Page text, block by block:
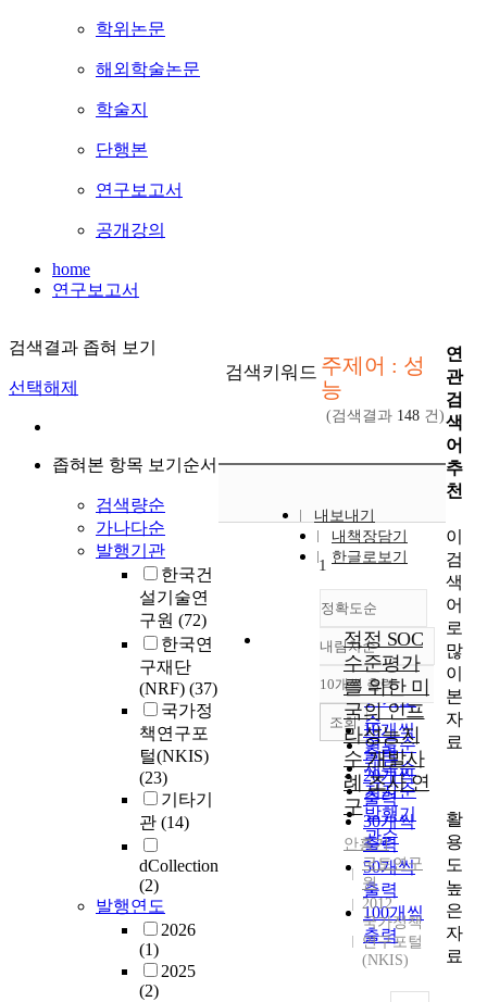
학위논문
해외학술논문
학술지
단행본
연구보고서
공개강의
home
연구보고서
검색결과 좁혀 보기
선택해제
좁혀본 항목 보기순서
검색량순
가나다순
발행기관
한국건
설기술연
구원 (72)
한국연
구재단
(NRF) (37)
국가정
책연구포
털(NKIS)
(23)
기타기
관 (14)
dCollection
(2)
발행연도
2026
(1)
2025
(2)
검색키워드 주제어 : 성
능
(검색결과 148 건)
내보내기
내책장담기
한글로보기
정확도순
정확도
순
인기도
순
연도순
제목순
저자순
발행기
관순
내림차순
내림차순
10개씩 출력
10개씩
출력
20개씩
출력
30개씩
출력
50개씩
출력
100개씩
출력
조회
1
적정 SOC
수준평가
를 위한 미
국의 인프
라성능지
수 개발사
례 조사 연
구
안홍기
국토연구
원
2012
국가정책
연구포털
(NKIS)
연
관
검
색
어
추
천
이
검
색
어
로
많
이
본
자
료
활
용
도
높
은
자
료